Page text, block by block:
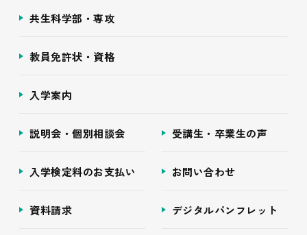
共生科学部・専攻
教員免許状・資格
入学案内
説明会・個別相談会 受講生・卒業生の声
入学検定料のお支払い お問い合わせ
資料請求 デジタルパンフレット